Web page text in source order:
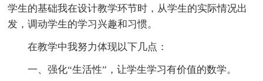
学生的基础我在设计教学环节时，从学生的实际情况出
发，调动学生的学习兴趣和习惯。
在教学中我努力体现以下几点：
一、强化“生活性”，让学生学习有价值的数学。